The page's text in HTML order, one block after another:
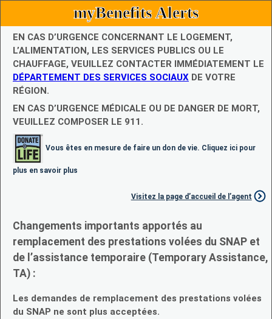
myBenefits Alerts
EN CAS D’URGENCE CONCERNANT LE LOGEMENT,
L’ALIMENTATION, LES SERVICES PUBLICS OU LE
CHAUFFAGE, VEUILLEZ CONTACTER IMMÉDIATEMENT LE
DÉPARTEMENT DES SERVICES SOCIAUX DE VOTRE
RÉGION.
EN CAS D’URGENCE MÉDICALE OU DE DANGER DE MORT,
VEUILLEZ COMPOSER LE 911.
Vous êtes en mesure de faire un don de vie. Cliquez ici pour
plus en savoir plus
Visitez la page d’accueil de l’agent
Changements importants apportés au
remplacement des prestations volées du SNAP et
de l’assistance temporaire (Temporary Assistance,
TA) :
Les demandes de remplacement des prestations volées
du SNAP ne sont plus acceptées.